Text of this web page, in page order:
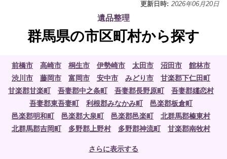
更新日時: 2026年06月20日
遺品整理
群馬県の市区町村から探す
前橋市 高崎市 桐生市 伊勢崎市 太田市 沼田市
館林市
渋川市
藤岡市 富岡市 安中市 みどり市
甘楽郡下仁田町
甘楽郡甘楽町
吾妻郡中之条町 吾妻郡長野原町
吾妻郡嬬恋村
吾妻郡東吾妻町
利根郡みなかみ町
邑楽郡板倉町
邑楽郡明和町
邑楽郡大泉町 邑楽郡邑楽町
北群馬郡榛東村
北群馬郡吉岡町
多野郡上野村 多野郡神流町
甘楽郡南牧村
利根郡昭和村 佐波郡玉村町
さらに表示する